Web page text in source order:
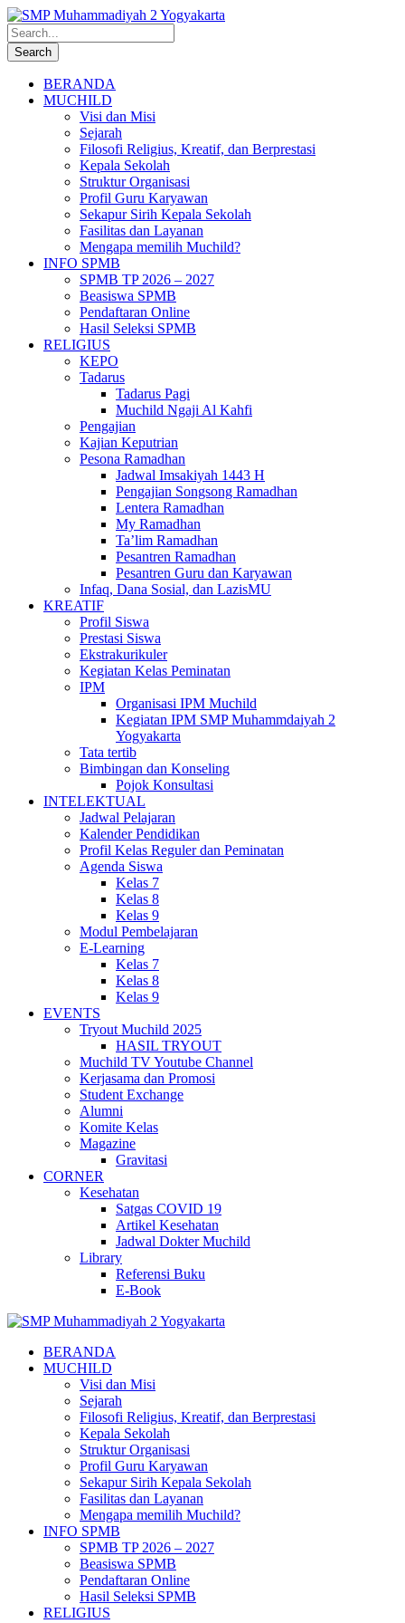
BERANDA
MUCHILD
Visi dan Misi
Sejarah
Filosofi Religius, Kreatif, dan Berprestasi
Kepala Sekolah
Struktur Organisasi
Profil Guru Karyawan
Sekapur Sirih Kepala Sekolah
Fasilitas dan Layanan
Mengapa memilih Muchild?
INFO SPMB
SPMB TP 2026 – 2027
Beasiswa SPMB
Pendaftaran Online
Hasil Seleksi SPMB
RELIGIUS
KEPO
Tadarus
Tadarus Pagi
Muchild Ngaji Al Kahfi
Pengajian
Kajian Keputrian
Pesona Ramadhan
Jadwal Imsakiyah 1443 H
Pengajian Songsong Ramadhan
Lentera Ramadhan
My Ramadhan
Ta’lim Ramadhan
Pesantren Ramadhan
Pesantren Guru dan Karyawan
Infaq, Dana Sosial, dan LazisMU
KREATIF
Profil Siswa
Prestasi Siswa
Ekstrakurikuler
Kegiatan Kelas Peminatan
IPM
Organisasi IPM Muchild
Kegiatan IPM SMP Muhammdaiyah 2
Yogyakarta
Tata tertib
Bimbingan dan Konseling
Pojok Konsultasi
INTELEKTUAL
Jadwal Pelajaran
Kalender Pendidikan
Profil Kelas Reguler dan Peminatan
Agenda Siswa
Kelas 7
Kelas 8
Kelas 9
Modul Pembelajaran
E-Learning
Kelas 7
Kelas 8
Kelas 9
EVENTS
Tryout Muchild 2025
HASIL TRYOUT
Muchild TV Youtube Channel
Kerjasama dan Promosi
Student Exchange
Alumni
Komite Kelas
Magazine
Gravitasi
CORNER
Kesehatan
Satgas COVID 19
Artikel Kesehatan
Jadwal Dokter Muchild
Library
Referensi Buku
E-Book
BERANDA
MUCHILD
Visi dan Misi
Sejarah
Filosofi Religius, Kreatif, dan Berprestasi
Kepala Sekolah
Struktur Organisasi
Profil Guru Karyawan
Sekapur Sirih Kepala Sekolah
Fasilitas dan Layanan
Mengapa memilih Muchild?
INFO SPMB
SPMB TP 2026 – 2027
Beasiswa SPMB
Pendaftaran Online
Hasil Seleksi SPMB
RELIGIUS